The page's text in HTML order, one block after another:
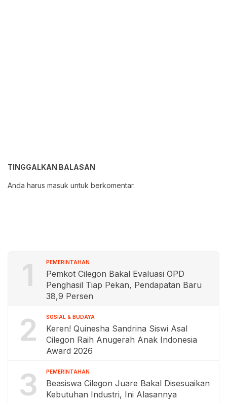
TINGGALKAN BALASAN
Anda harus masuk untuk berkomentar.
1 PEMERINTAHAN
Pemkot Cilegon Bakal Evaluasi OPD
Penghasil Tiap Pekan, Pendapatan Baru
38,9 Persen
2 SOSIAL & BUDAYA
Keren! Quinesha Sandrina Siswi Asal
Cilegon Raih Anugerah Anak Indonesia
Award 2026
3 PEMERINTAHAN
Beasiswa Cilegon Juare Bakal Disesuaikan
Kebutuhan Industri, Ini Alasannya